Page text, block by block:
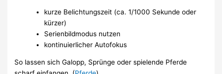
kurze Belichtungszeit (ca. 1/1000 Sekunde oder
kürzer)
Serienbildmodus nutzen
kontinuierlicher Autofokus
So lassen sich Galopp, Sprünge oder spielende Pferde